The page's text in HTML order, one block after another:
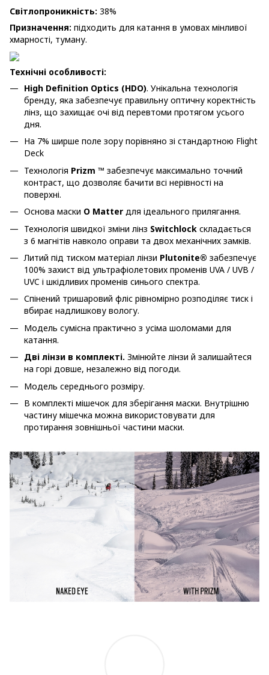
Світлопроникність: 38%
Призначення: підходить для катання в умовах мінливої
хмарності, туману.
Технічні особливості:
High Definition Optics (HDO). Унікальна технологія
бренду, яка забезпечує правильну оптичну коректність
лінз, що захищає очі від перевтоми протягом усього
дня.
На 7% ширше поле зору порівняно зі стандартною Flight
Deck
Технологія Prizm ™ забезпечує максимально точний
контраст, що дозволяє бачити всі нерівності на
поверхні.
Основа маски O Matter для ідеального прилягання.
Технологія швидкої зміни лінз Switchlock складається
з 6 магнітів навколо оправи та двох механічних замків.
Литий під тиском матеріал лінзи Plutonite® забезпечує
100% захист від ультрафіолетових променів UVA / UVB /
UVC і шкідливих променів синього спектра.
Спінений тришаровий фліс рівномірно розподіляє тиск і
вбирає надлишкову вологу.
Модель сумісна практично з усіма шоломами для
катання.
Дві лінзи в комплекті. Змінюйте лінзи й залишайтеся
на горі довше, незалежно від погоди.
Модель середнього розміру.
В комплекті мішечок для зберігання маски. Внутрішню
частину мішечка можна використовувати для
протирання зовнішньої частини маски.